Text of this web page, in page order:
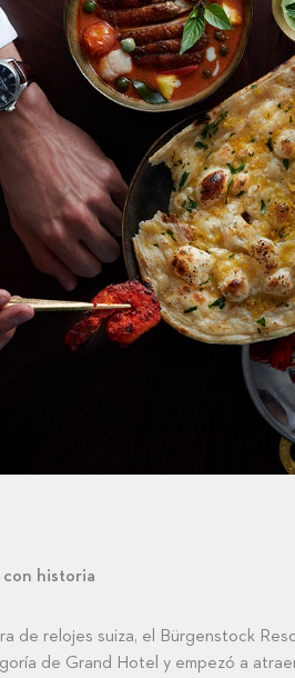
historia
de relojes suiza, el Bürgenstock
de Grand Hotel y empezó a